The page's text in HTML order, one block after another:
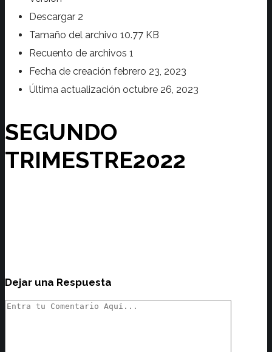
Descargar 2
Tamaño del archivo 10.77 KB
Recuento de archivos 1
Fecha de creación febrero 23, 2023
Última actualización octubre 26, 2023
SEGUNDO
TRIMESTRE2022
Dejar una Respuesta